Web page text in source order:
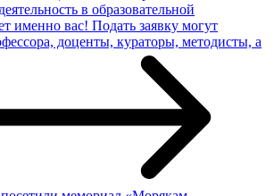
в образовательной
именно вас! Подать заявку могут
доценты, кураторы, методисты, а